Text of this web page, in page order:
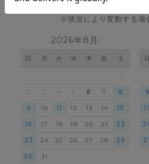
※状況により変動する場
2026年8月
日 月 火 水 木 金 土
4 6 7 8
9 10 11 12 13 14 15
16 17 18 19 20 21 22
23 24 25 26 27 28 29
30 31
日
6